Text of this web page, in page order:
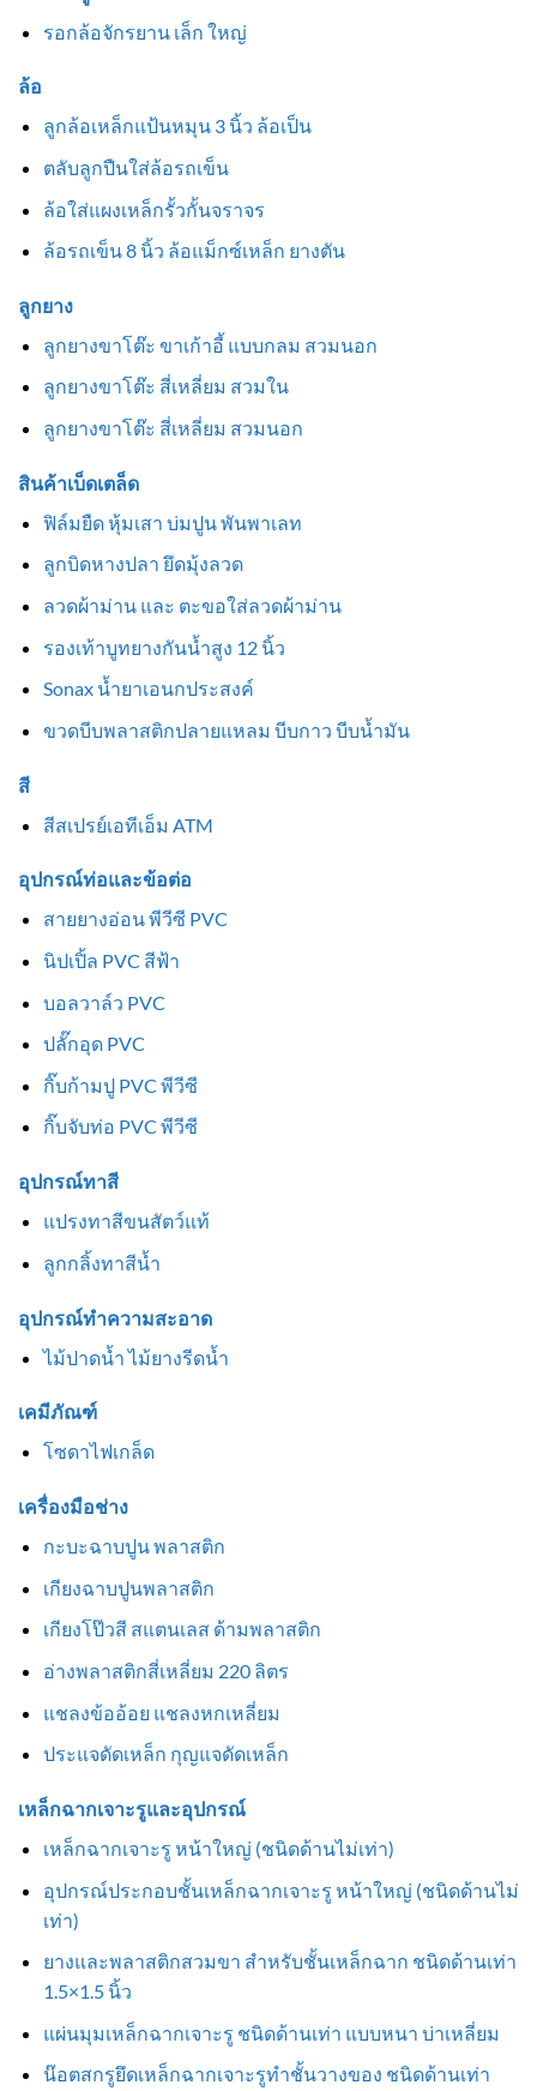
รอกล้อจักรยาน เล็ก ใหญ่
ล้อ
ลูกล้อเหล็กแป้นหมุน 3 นิ้ว ล้อเป็น
ตลับลูกปืนใส่ล้อรถเข็น
ล้อใส่แผงเหล็กรั้วกั้นจราจร
ล้อรถเข็น 8 นิ้ว ล้อแม็กซ์เหล็ก ยางตัน
ลูกยาง
ลูกยางขาโต๊ะ ขาเก้าอี้ แบบกลม สวมนอก
ลูกยางขาโต๊ะ สี่เหลี่ยม สวมใน
ลูกยางขาโต๊ะ สี่เหลี่ยม สวมนอก
สินค้าเบ็ดเตล็ด
ฟิล์มยืด หุ้มเสา บ่มปูน พันพาเลท
ลูกบิดหางปลา ยึดมุ้งลวด
ลวดผ้าม่าน และ ตะขอใส่ลวดผ้าม่าน
รองเท้าบูทยางกันน้ำสูง 12 นิ้ว
Sonax น้ำยาเอนกประสงค์
ขวดบีบพลาสติกปลายแหลม บีบกาว บีบน้ำมัน
สี
สีสเปรย์เอทีเอ็ม ATM
อุปกรณ์ท่อและข้อต่อ
สายยางอ่อน พีวีซี PVC
นิปเปิ้ล PVC สีฟ้า
บอลวาล์ว PVC
ปลั๊กอุด PVC
กิ๊บก้ามปู PVC พีวีซี
กิ๊บจับท่อ PVC พีวีซี
อุปกรณ์ทาสี
แปรงทาสีขนสัตว์แท้
ลูกกลิ้งทาสีน้ำ
อุปกรณ์ทำความสะอาด
ไม้ปาดน้ำ ไม้ยางรีดน้ำ
เคมีภัณฑ์
โซดาไฟเกล็ด
เครื่องมือช่าง
กะบะฉาบปูน พลาสติก
เกียงฉาบปูนพลาสติก
เกียงโป๊วสี สแตนเลส ด้ามพลาสติก
อ่างพลาสติกสี่เหลี่ยม 220 ลิตร
แชลงข้ออ้อย แชลงหกเหลี่ยม
ประแจดัดเหล็ก กุญแจดัดเหล็ก
เหล็กฉากเจาะรูและอุปกรณ์
เหล็กฉากเจาะรู หน้าใหญ่ (ชนิดด้านไม่เท่า)
อุปกรณ์ประกอบชั้นเหล็กฉากเจาะรู หน้าใหญ่ (ชนิดด้านไม่
เท่า)
ยางและพลาสติกสวมขา สำหรับชั้นเหล็กฉาก ชนิดด้านเท่า
1.5×1.5 นิ้ว
แผ่นมุมเหล็กฉากเจาะรู ชนิดด้านเท่า แบบหนา บ่าเหลี่ยม
น๊อตสกรูยึดเหล็กฉากเจาะรูทำชั้นวางของ ชนิดด้านเท่า